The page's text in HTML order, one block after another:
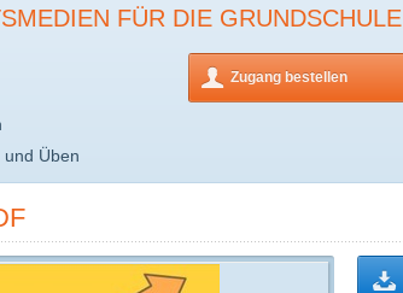
FÜR DIE GRUNDSCHULE
Üben
Zugang bestellen